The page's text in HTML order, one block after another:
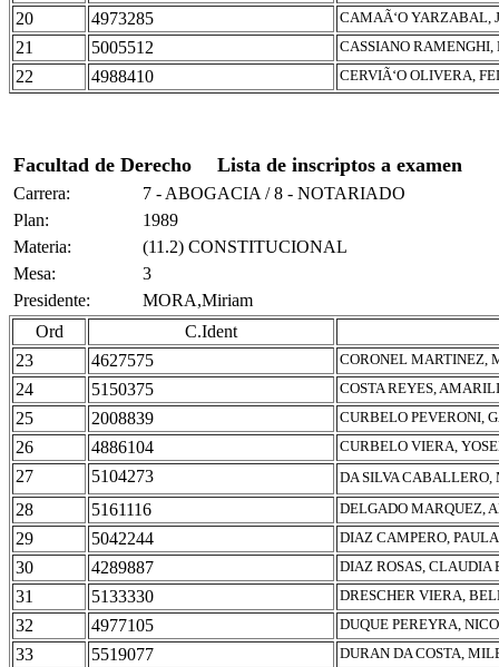
20 4973285 CAMAÃ‘O YARZABAL,
21 5005512 CASSIANO RAMENGHI,
22 4988410 CERVIÃ‘O OLIVERA,
Facultad de Derecho Lista de inscriptos a examen
Carrera:
7 - ABOGACIA / 8 - NOTARIADO
Plan:
1989
Materia:
(11.2) CONSTITUCIONAL
Mesa:
3
Presidente:
MORA,Miriam
Ord
C.Ident
23
4627575 CORONEL MARTINEZ,
24 5150375 COSTA REYES,
25 2008839 CURBELO PEVERONI,
26 4886104 CURBELO VIERA,
27 5104273 DA SILVA CABALLERO,
28 5161116 DELGADO MARQUEZ,
29 5042244 DIAZ CAMPERO,
30 4289887 DIAZ ROSAS, CLAUDIA
31 5133330 DRESCHER VIERA,
32 4977105 DUQUE PEREYRA,
33 5519077 DURAN DA COSTA,